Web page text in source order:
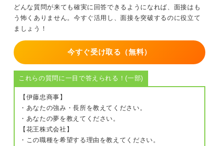
この流れで一貫して話すことができると、自己紹介では
なくその人らしさ・行動・学び・仕事への活かし方まで
がつながり、面接官にも伝わりやすくなります。
まずは、「自分はどんな場面で一番自分らしくいられる
しずつ言葉にしていけば、必ずあなただけの自分らしさ
の答えが見えてきます。
0
どんな質問が来ても確実に回答できるようになれば、面接はも
う怖くありません。今すぐ活用し、面接を突破するのに役立て
ましょう！
今すぐ受け取る（無料）
これらの質問に一目で答えられる！(一部)
【伊藤忠商事】
・あなたの強み・長所を教えてください。
・あなたの夢を教えてください。
【花王株式会社】
・この職種を希望する理由を教えてください。